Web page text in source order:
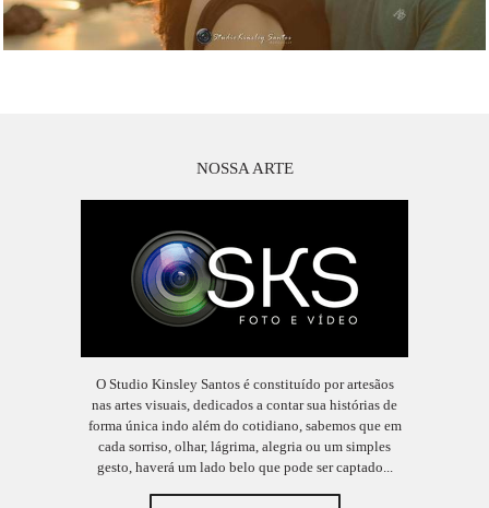
NOSSA ARTE
O Studio Kinsley Santos é constituído por artesãos
nas artes visuais, dedicados a contar sua histórias de
forma única indo além do cotidiano, sabemos que em
cada sorriso, olhar, lágrima, alegria ou um simples
gesto, haverá um lado belo que pode ser captado...